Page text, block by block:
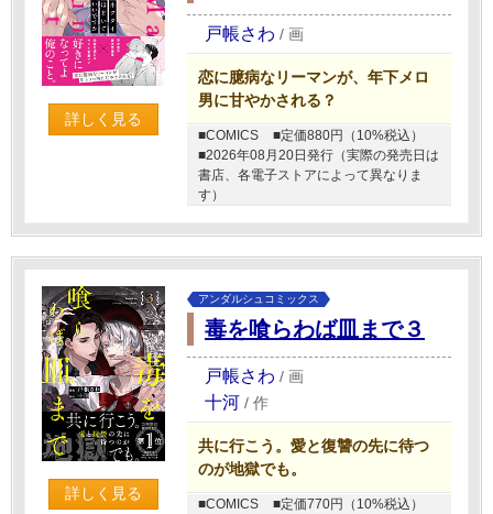
詳しく見る
戸帳さわ / 画
恋に臆病なリーマンが、年下メロ
男に甘やかされる？
■COMICS
■定価880円（10%税込）
■2026年08月20日発行（実際の発売日は
書店、各電子ストアによって異なりま
す）
詳しく見る
アンダルシュコミックス
毒を喰らわば皿まで３
戸帳さわ / 画
十河 / 作
共に行こう。愛と復讐の先に待つ
のが地獄でも。
■COMICS
■定価770円（10%税込）